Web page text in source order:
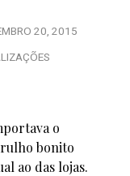
20, 2015
o
bonito
ao das lojas.